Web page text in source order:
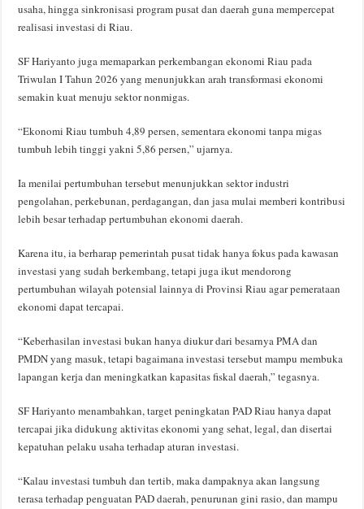
usaha, hingga sinkronisasi program pusat dan daerah guna mempercepat
realisasi investasi di Riau.
SF Hariyanto juga memaparkan perkembangan ekonomi Riau pada
Triwulan I Tahun 2026 yang menunjukkan arah transformasi ekonomi
semakin kuat menuju sektor nonmigas.
“Ekonomi Riau tumbuh 4,89 persen, sementara ekonomi tanpa migas
tumbuh lebih tinggi yakni 5,86 persen,” ujarnya.
Ia menilai pertumbuhan tersebut menunjukkan sektor industri
pengolahan, perkebunan, perdagangan, dan jasa mulai memberi kontribusi
lebih besar terhadap pertumbuhan ekonomi daerah.
Karena itu, ia berharap pemerintah pusat tidak hanya fokus pada kawasan
investasi yang sudah berkembang, tetapi juga ikut mendorong
pertumbuhan wilayah potensial lainnya di Provinsi Riau agar pemerataan
ekonomi dapat tercapai.
“Keberhasilan investasi bukan hanya diukur dari besarnya PMA dan
PMDN yang masuk, tetapi bagaimana investasi tersebut mampu membuka
lapangan kerja dan meningkatkan kapasitas fiskal daerah,” tegasnya.
SF Hariyanto menambahkan, target peningkatan PAD Riau hanya dapat
tercapai jika didukung aktivitas ekonomi yang sehat, legal, dan disertai
kepatuhan pelaku usaha terhadap aturan investasi.
“Kalau investasi tumbuh dan tertib, maka dampaknya akan langsung
terasa terhadap penguatan PAD daerah, penurunan gini rasio, dan mampu